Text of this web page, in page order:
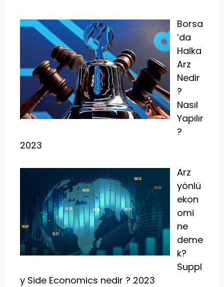
Borsa
’da
Halka
Arz
Nedir
?
Nasıl
Yapılır
?
2023
Arz
yönlü
ekon
omi
ne
deme
k?
Suppl
y Side Economics nedir ? 2023